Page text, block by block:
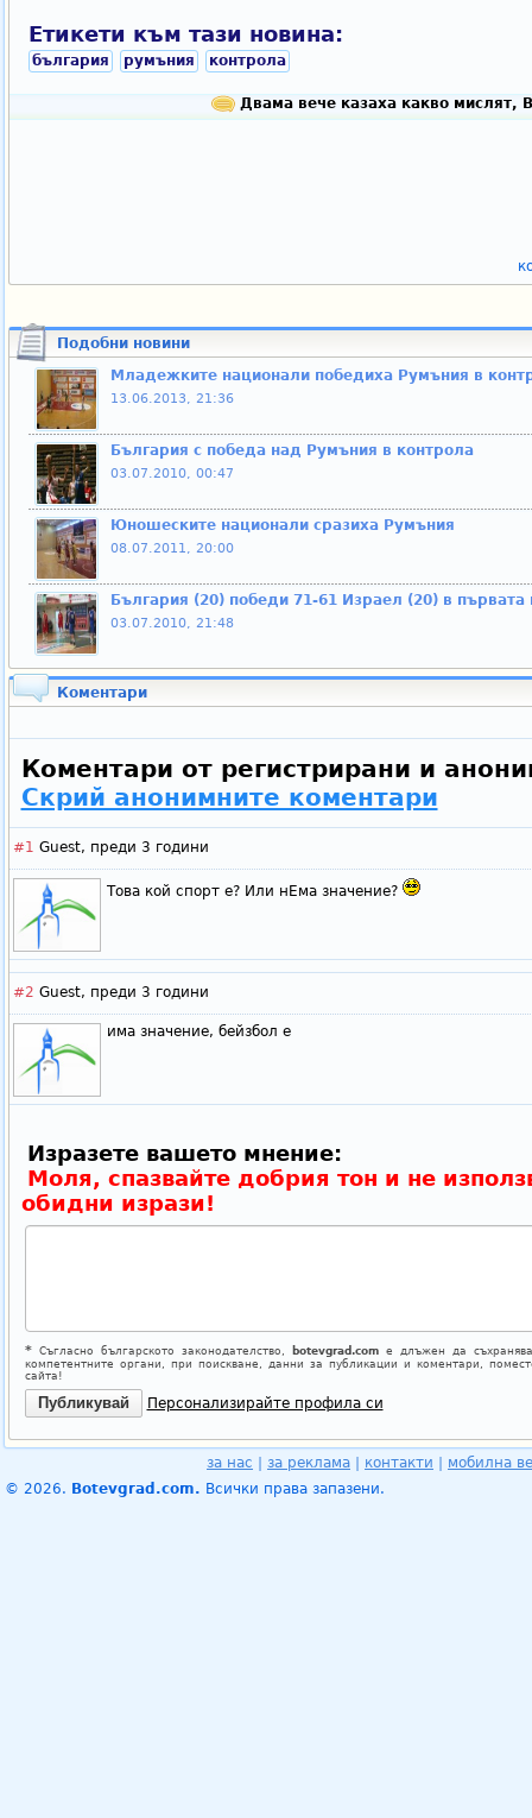
Етикети към тази новина:
българия румъния контрола
Двама вече казаха какво мислят,
Подобни новини
Младежките национали победиха Румъния в
13.06.2013, 21:36
България с победа над Румъния в контрола
03.07.2010, 00:47
Юношеските национали сразиха Румъния
08.07.2011, 20:00
България (20) победи 71-61 Израел (20) в първата
03.07.2010, 21:48
Коментари
Коментари от регистрирани и
Скрий анонимните коментари
#1 Guest, преди 3 години
Това кой спорт е? Или нЕма значение?
#2 Guest, преди 3 години
има значение, бейзбол е
Изразете вашето мнение:
Моля, спазвайте добрия тон и не
обидни изрази!
*Съгласно българското законодателство, botevgrad.comе длъжен да
компетентните органи, при поискване, данни за публикации и коментари,
сайта!
Персонализирайте профила си
за нас за реклама контакти
мобилна
© 2026. Botevgrad.com. Всички права запазени.